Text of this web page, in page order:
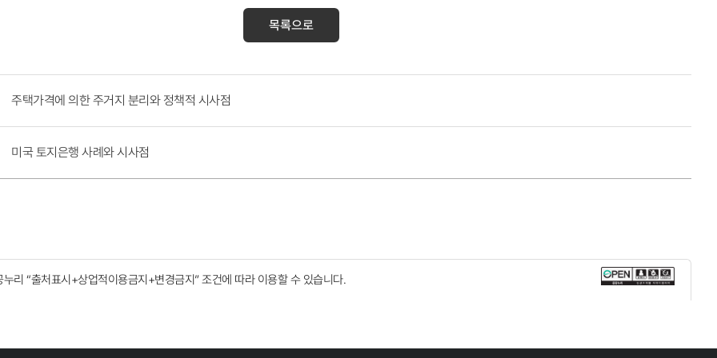
목록으로
주택가격에 의한 주거지 분리와 정책적 시사점
미국 토지은행 사례와 시사점
누리 “출처표시+상업적이용금지+변경금지”조건에 따라 이용할 수 있습니다.